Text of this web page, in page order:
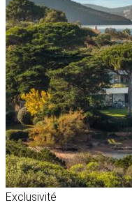
Exclusivité